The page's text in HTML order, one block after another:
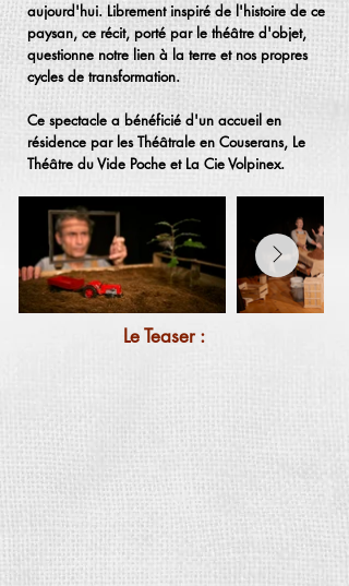
aujourd'hui. Librement inspiré de l'histoire de ce
paysan, ce récit, porté par le théâtre d'objet,
questionne notre lien à la terre et nos propres
cycles de transformation.
Ce spectacle a bénéficié d'un accueil en
résidence par les Théâtrale en Couserans, Le
Théâtre du Vide Poche et La Cie Volpinex.
Le Teaser :